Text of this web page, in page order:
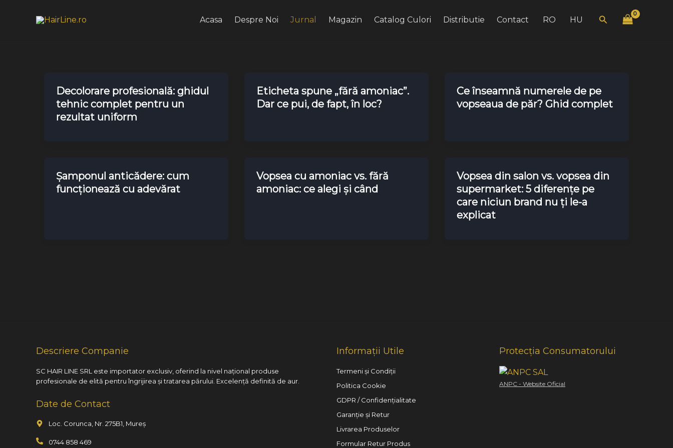
Acasa Despre Noi Jurnal Magazin Catalog Culori Distributie Contact RO HU Search
Decolorare profesională: ghidul
tehnic complet pentru un
rezultat uniform
Eticheta spune „fără amoniac”.
Dar ce pui, de fapt, în loc?
Ce înseamnă numerele de pe
vopseaua de păr? Ghid complet
Șamponul anticădere: cum
funcționează cu adevărat
Vopsea cu amoniac vs. fără
amoniac: ce alegi și când
Vopsea din salon vs. vopsea din
supermarket: 5 diferențe pe
care niciun brand nu ți le-a
explicat
Descriere Companie
SC HAIR LINE SRL este importator exclusiv, oferind la nivel național produse
profesionale de elită pentru îngrijirea și tratarea părului. Excelență definită de aur.
Date de Contact
Loc. Corunca, Nr. 275B1, Mureș
0744 858 469
Informații Utile
Termeni și Condiții
Politica Cookie
GDPR / Confidențialitate
Garanție și Retur
Livrarea Produselor
Formular Retur Produs
Protecția Consumatorului
ANPC - Website Oficial